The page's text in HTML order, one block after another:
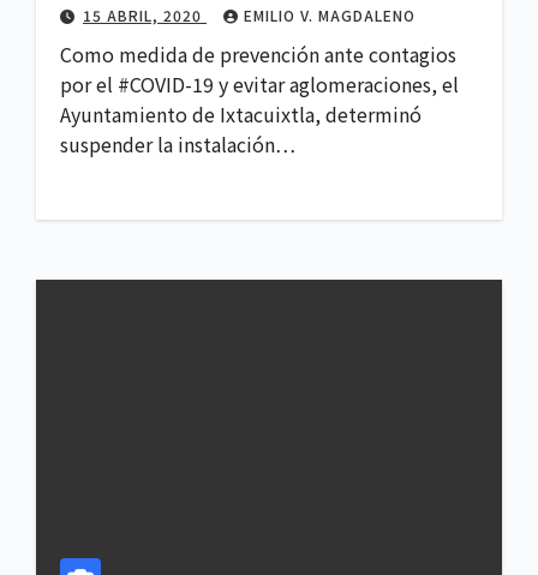
15 ABRIL, 2020 EMILIO V. MAGDALENO
Como medida de prevención ante contagios
por el #COVID-19 y evitar aglomeraciones, el
Ayuntamiento de Ixtacuixtla, determinó
suspender la instalación…